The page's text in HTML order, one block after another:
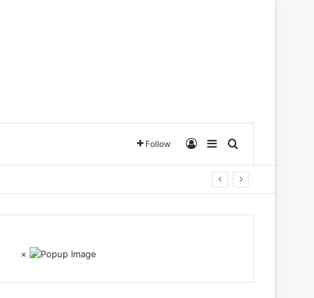
Follow Log InSidebarSearch for
×